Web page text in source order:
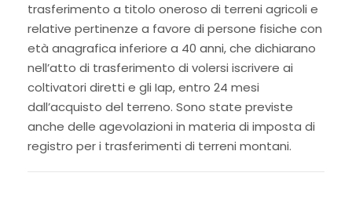
trasferimento a titolo oneroso di terreni agricoli e
relative pertinenze a favore di persone fisiche con
età anagrafica inferiore a 40 anni, che dichiarano
nell’atto di trasferimento di volersi iscrivere ai
coltivatori diretti e gli Iap, entro 24 mesi
dall’acquisto del terreno. Sono state previste
anche delle agevolazioni in materia di imposta di
registro per i trasferimenti di terreni montani.